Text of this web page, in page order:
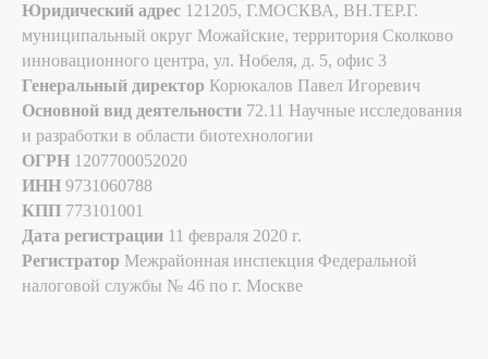
Юридический адрес 121205, Г.МОСКВА, ВН.ТЕР.Г.
муниципальный округ Можайские, территория Сколково
инновационного центра, ул. Нобеля, д. 5, офис 3
Генеральный директор Корюкалов Павел Игоревич
Основной вид деятельности 72.11 Научные исследования
и разработки в области биотехнологии
ОГРН 1207700052020
ИНН 9731060788
КПП 773101001
Дата регистрации 11 февраля 2020 г.
Регистратор Межрайонная инспекция Федеральной
налоговой службы № 46 по г. Москве